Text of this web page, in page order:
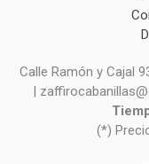
Calle Ramón y Cajal
|
(*)